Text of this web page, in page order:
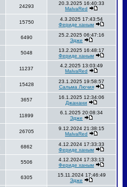
24293
20.3.2025 16:40:33
MalvaRed
15750
4.3.2025 17:43:54
Фериде ханым
6490
25.2.2025 06:47:16
Эдже
5048
13.2.2025 16:48:17
Фериде ханым
11237
4.2.2025 13:03:49
MalvaRed
15428
23.1.2025 19:58:57
Сальма Лючия
3657
16.1.2025 12:34:06
Джанани
11899
6.1.2025 20:08:34
Эдже
26705
9.12.2024 21:38:15
MalvaRed
6862
4.12.2024 17:33:33
Фериде ханым
5506
4.12.2024 17:33:13
Фериде ханым
6305
15.11.2024 17:46:49
Эдже